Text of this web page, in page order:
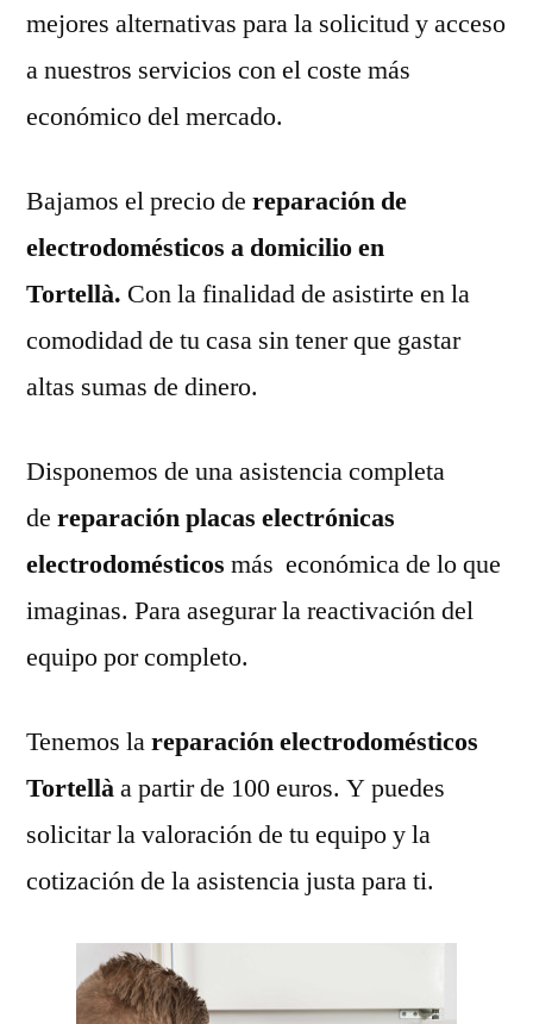
mejores alternativas para la solicitud y acceso
a nuestros servicios con el coste más
económico del mercado.
Bajamos el precio de reparación de
electrodomésticos a domicilio en
Tortellà. Con la finalidad de asistirte en la
comodidad de tu casa sin tener que gastar
altas sumas de dinero.
Disponemos de una asistencia completa
de reparación placas electrónicas
electrodomésticos más económica de lo que
imaginas. Para asegurar la reactivación del
equipo por completo.
Tenemos lareparación electrodomésticos
Tortellàa partir de 100 euros. Y puedes
solicitar la valoración de tu equipo y la
cotización de la asistencia justa para ti.